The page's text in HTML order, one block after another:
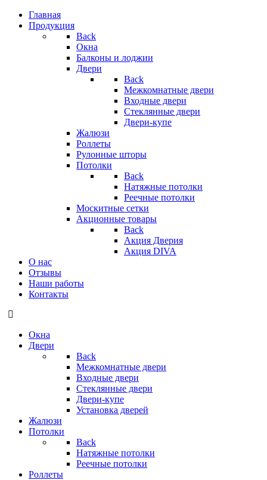
Главная
Продукция
Back
Окна
Балконы и лоджии
Двери
Back
Межкомнатные двери
Входные двери
Стеклянные двери
Двери-купе
Жалюзи
Роллеты
Рулонные шторы
Потолки
Back
Натяжные потолки
Реечные потолки
Москитные сетки
Акционные товары
Back
Акция Дверия
Акция DIVA
О нас
Отзывы
Наши работы
Контакты
Окна
Двери
Back
Межкомнатные двери
Входные двери
Стеклянные двери
Двери-купе
Установка дверей
Жалюзи
Потолки
Back
Натяжные потолки
Реечные потолки
Роллеты